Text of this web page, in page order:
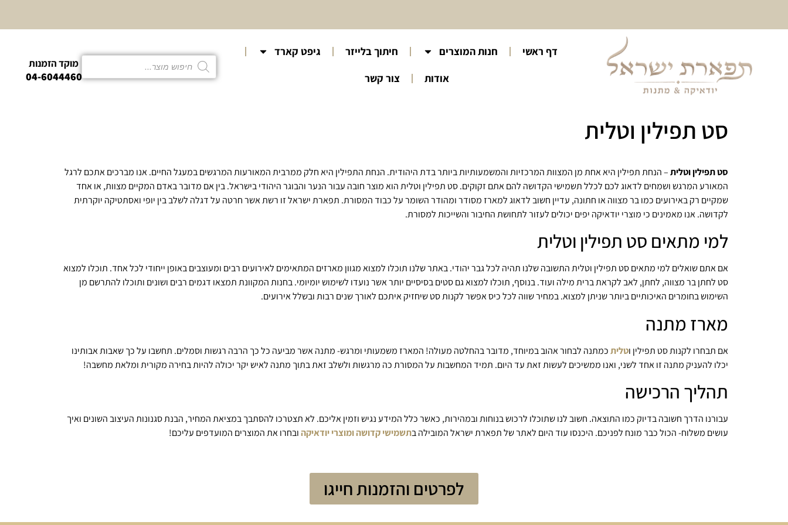
10% הנחה על כל קטגוריית
כיסוי לטלית ולתפילין דף ראשי חנות המוצרים חיתוך בלייזר
גיפט קארד
אודות
צור קשר
מוקד הזמנות
04-6044460
סט תפילין וטלית
סט תפילין וטלית– הנחת תפילין היא אחת מן המצוות המרכזיות והמשמעותיות ביותר בדת היהודית. הנחת התפילין היא חלק ממרבית המאורעות המרגשים במעגל החיים. אנו מברכים אתכם לרגל
המאורע המרגש ושמחים לדאוג לכם לכלל תשמישי הקדושה להם אתם זקוקים. סט תפילין וטלית הוא מוצר חובה עבור הנער והבוגר היהודי בישראל. בין אם מדובר באדם המקיים מצוות, או אחד
שמקיים רק באירועים כמו בר מצווה או חתונה, עדיין חשוב לדאוג למארז מסודר ומהודר השומר על כבוד המסורת. תפארת ישראל זו רשת אשר חרטה על דגלה לשלב בין יופי ואסתטיקה יוקרתית
לקדושה. אנו מאמינים כי מוצרי יודאיקה יפים יכולים לעזור לתחושת החיבור והשייכות למסורת.
למי מתאים סט תפילין וטלית
אם אתם שואלים למי מתאים סט תפילין וטלית התשובה שלנו תהיה לכל גבר יהודי. באתר שלנו תוכלו למצוא מגוון מארזים המתאימים לאירועים רבים ומעוצבים באופן ייחודי לכל אחד. תוכלו למצוא
סט לחתן בר מצווה, לחתן, לאב לקראת ברית מילה ועוד. בנוסף, תוכלו למצוא גם סטים בסיסיים יותר אשר נועדו לשימוש יומיומי. בחנות המקוונת תמצאו דגמים רבים ושונים ותוכלו להתרשם מן
השימוש בחומרים האיכותיים ביותר שניתן למצוא. במחיר שווה לכל כיס אפשר לקנות סט שיחזיק איתכם לאורך שנים רבות ובשלל אירועים.
מארז מתנה
אם תבחרו לקנות סט תפילין וטליתכמתנה לבחור אהוב במיוחד, מדובר בהחלטה מעולה! המארז משמעותי ומרגש- מתנה אשר מביעה כל כך הרבה רגשות וסמלים. תחשבו על כך שאבות אבותינו
יכלו להעניק מתנה זו אחד לשני, ואנו ממשיכים לעשות זאת עד היום. תמיד המחשבות על המסורת כה מרגשות ולשלב זאת בתוך מתנה לאיש יקר יכולה להיות בחירה מקורית ומלאת מחשבה!
תהליך הרכישה
עבורנו הדרך חשובה בדיוק כמו התוצאה. חשוב לנו שתוכלו לרכוש בנוחות ובמהירות, כאשר כלל המידע נגיש וזמין אליכם. לא תצטרכו להסתבך במציאת המחיר, הבנת סגנונות העיצוב השונים ואיך
עושים משלוח- הכול כבר מונח לפניכם. היכנסו עוד היום לאתר של תפארת ישראל המובילה בתשמישי קדושה ומוצרי יודאיקהובחרו את המוצרים המועדפים עליכם!
לפרטים והזמנות חייגו